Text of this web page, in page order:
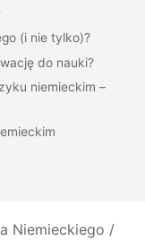
(i nie tylko)?
do nauki?
niemieckim –
Niemieckiego /